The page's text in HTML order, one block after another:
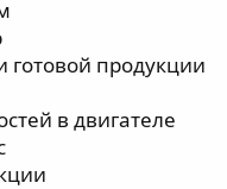
готовой продукции
в двигателе